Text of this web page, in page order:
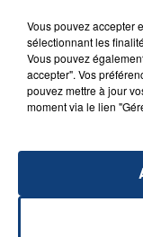
20 juillet 2026
UNE
OPÉRER DE
reconnu sa
TITRES
Vous pouvez accepter
sélectionnant les
Vous pouvez
accepter". Vos
pouvez mettre à jour
moment via le lien